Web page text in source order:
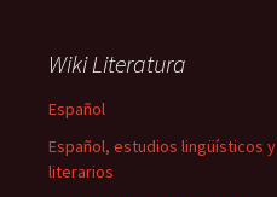
Wiki Literatura
Español
Español, estudios lingüísticos y
literarios